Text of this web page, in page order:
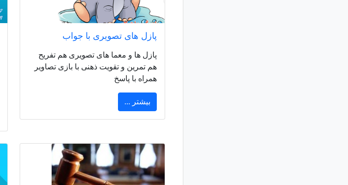
پازل های تصویری با جواب
پازل ها و معما های تصویری هم تفریح
هم تمرین و تقویت ذهنی با بازی تصاویر
همراه با پاسخ
بیشتر ...